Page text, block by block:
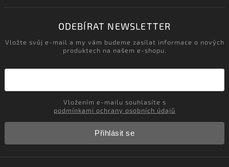
ODEBÍRAT NEWSLETTER
Vložte svůj e-mail a my vám budeme zasílat informace o nových
produktech na našem e-shopu.
podmínkami ochrany osobních údajů
Přihlásit se